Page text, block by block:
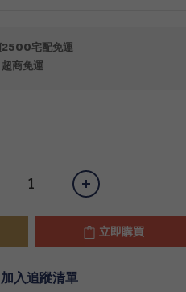
2500宅配免運
商免運
立即購買
加入追蹤清單